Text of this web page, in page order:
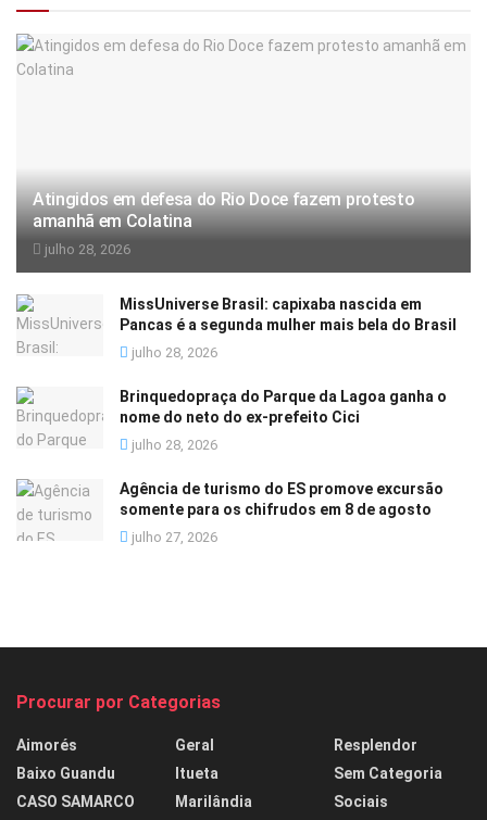
Atingidos em defesa do Rio Doce fazem protesto
amanhã em Colatina
julho 28, 2026
MissUniverse Brasil: capixaba nascida em
Pancas é a segunda mulher mais bela do Brasil
julho 28, 2026
Brinquedopraça do Parque da Lagoa ganha o
nome do neto do ex-prefeito Cici
julho 28, 2026
Agência de turismo do ES promove excursão
somente para os chifrudos em 8 de agosto
julho 27, 2026
Procurar por Categorias
Aimorés
Baixo Guandu
CASO SAMARCO
Geral
Itueta
Marilândia
Resplendor
Sem Categoria
Sociais